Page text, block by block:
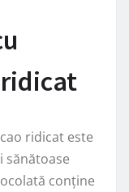
ridicat este
sănătoase
conține